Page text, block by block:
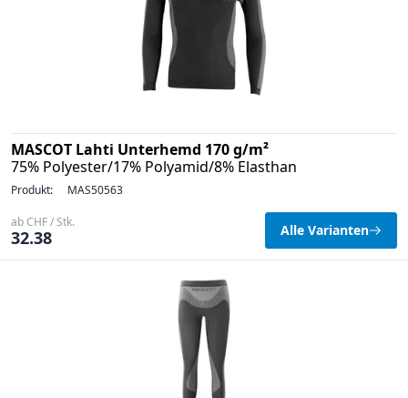
MASCOT Lahti Unterhemd 170 g/m²
75% Polyester/17% Polyamid/8% Elasthan
Produkt: MAS50563
ab CHF / Stk.
32.38 Alle Varianten